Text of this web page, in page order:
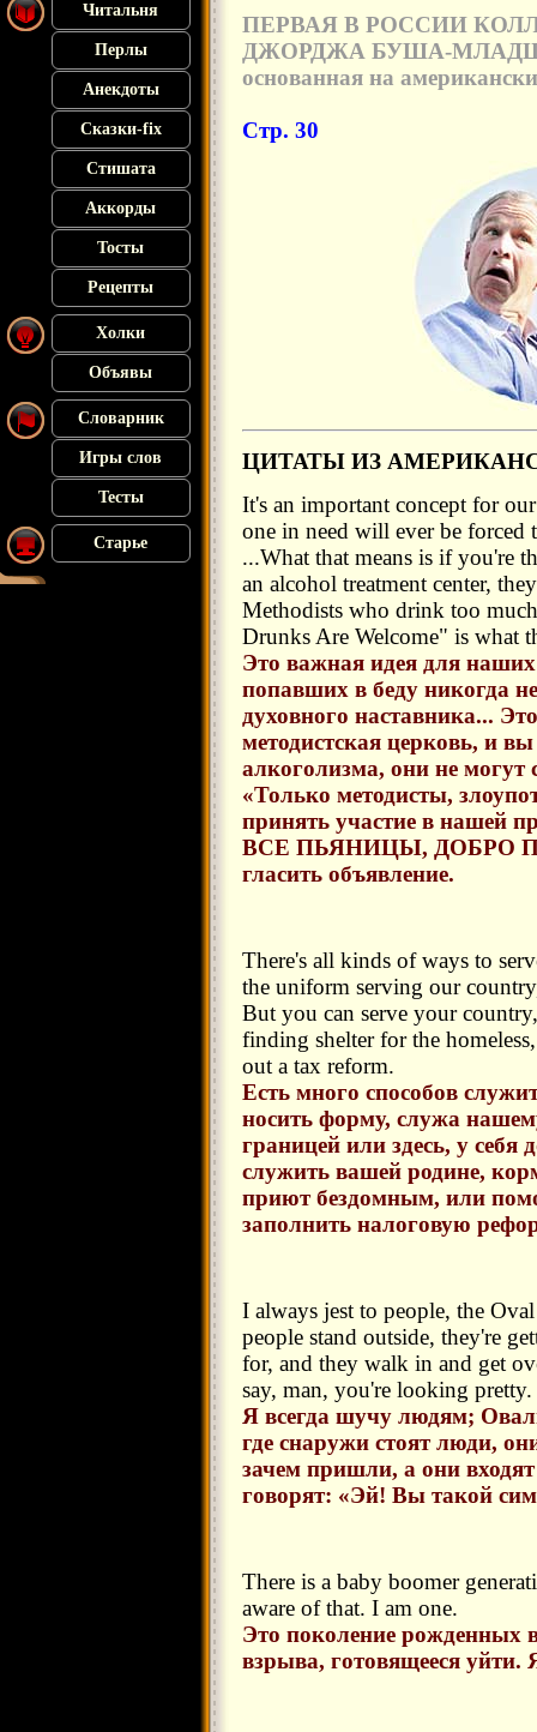
Читальня
Перлы
Анекдоты
Сказки-fix
Стишата
Аккорды
Тосты
Рецепты
Холки
Объявы
Словарник
Игры слов
Тесты
Старье
ПЕРВАЯ В РОССИИ
ДЖОРДЖА БУША-
основанная на
Стр. 30
ЦИТАТЫ ИЗ
It's an important concept for
one in need will ever be forced
...What that means is if you're
an alcohol treatment center,
Methodists who drink too
Drunks Are Welcome" is what
Это важная идея для
попавших в беду никогда
духовного наставника...
методистская церковь, и
алкоголизма, они не могут
«Только методисты,
принять участие в нашей
ВСЕ ПЬЯНИЦЫ, ДОБРО
гласить объявление.
There's all kinds of ways to
the uniform serving our
But you can serve your
finding shelter for the
out a tax reform.
Есть много способов
носить форму, служа
границей или здесь, у
служить вашей родине,
приют бездомным, или
заполнить налоговую
I always jest to people, the
people stand outside, they're
for, and they walk in and get
say, man, you're looking pretty.
Я всегда шучу людям;
где снаружи стоят люди,
зачем пришли, а они
говорят: «Эй! Вы такой
There is a baby boomer
aware of that. I am one.
Это поколение рожденных
взрыва, готовящееся уйти.